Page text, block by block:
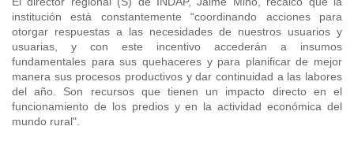
institución está constantemente “coordinando acciones para
otorgar respuestas a las necesidades de nuestros usuarios y
usuarias, y con este incentivo accederán a insumos
fundamentales para sus quehaceres y para planificar de mejor
manera sus procesos productivos y dar continuidad a las labores
del año. Son recursos que tienen un impacto directo en el
funcionamiento de los predios y en la actividad económica del
mundo rural".